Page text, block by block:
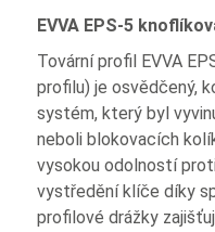
EVVA EPS-5
Tovární profil EVVA
profilu) je osvědčený,
systém, který byl
neboli blokovacích
vysokou odolností
vystředění klíče díky
profilové drážky